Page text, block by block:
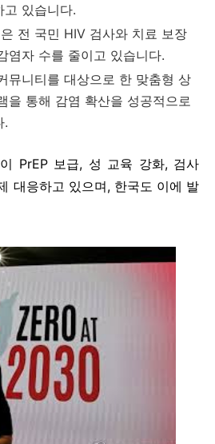
고 있습니다.
전 국민 HIV 검사와 치료 보장
염자 수를 줄이고 있습니다.
뮤니티를 대상으로 한 맞춤형 상
을 통해 감염 확산을 성공적으로
.
PrEP 보급, 성 교육 강화, 검사
대응하고 있으며, 한국도 이에 발